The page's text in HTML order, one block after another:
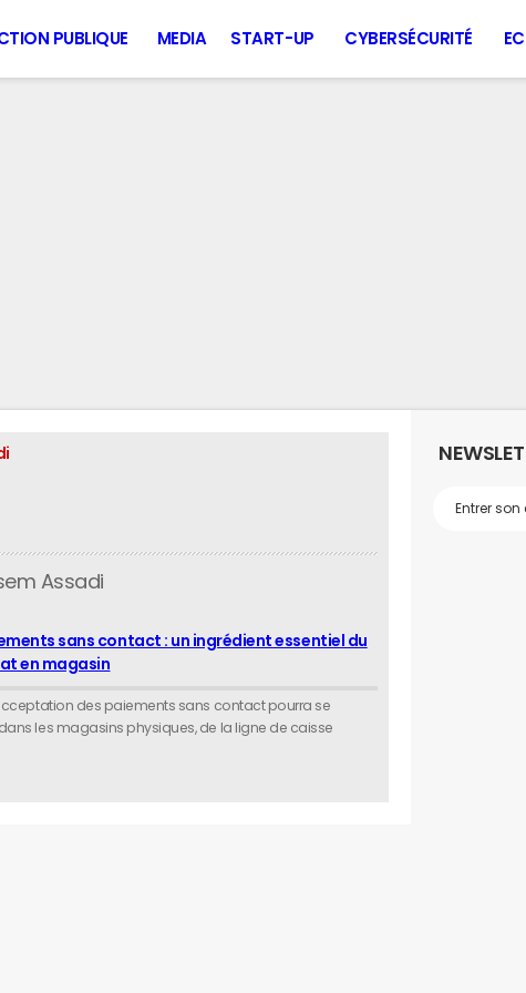
PUBLIQUE MEDIA START-UP CYBERSÉCURITÉ
Assadi
sans contact : un ingrédient essentiel du
en magasin
des paiements sans contact pourra se
les magasins physiques, de la ligne de caisse